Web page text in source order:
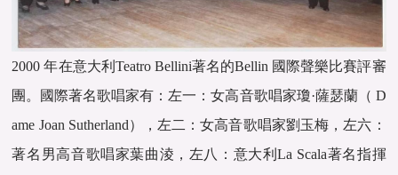
2000 年在意大利Teatro Bellini著名的Bellin 國際聲樂比賽評審
團。國際著名歌唱家有：左一：女高音歌唱家瓊·薩瑟蘭（ D
ame Joan Sutherland），左二：女高音歌唱家劉玉梅，左六：
著名男高音歌唱家葉曲淩，左八：意大利La Scala著名指揮